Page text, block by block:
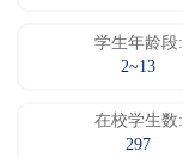
学生年龄段:
2~13
在校学生数:
297